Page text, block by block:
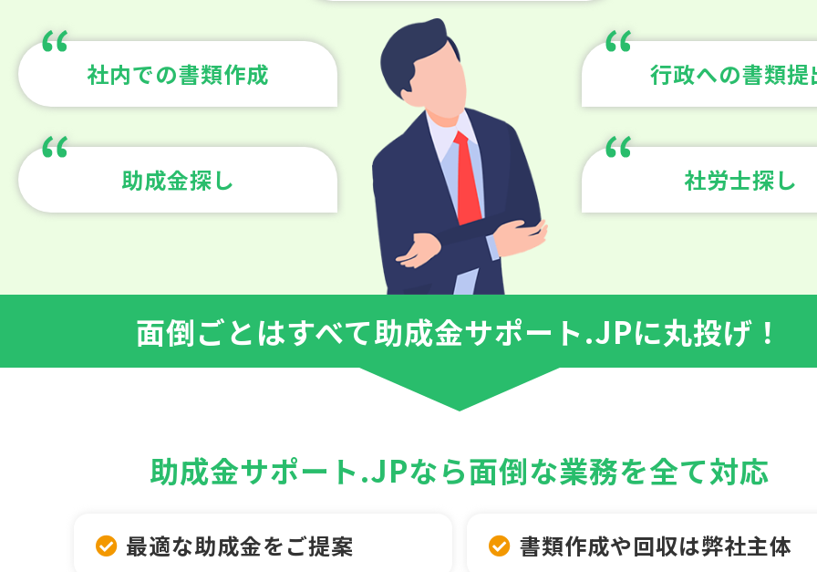
社内での書類作成 行政への書類提
助成金探し 社労士探し
面倒ごとはすべて助成金サポート.JPに丸投げ！
助成金サポート.JPなら面倒な業務を全て対応
最適な助成金をご提案 書類作成や回収は弊社主体